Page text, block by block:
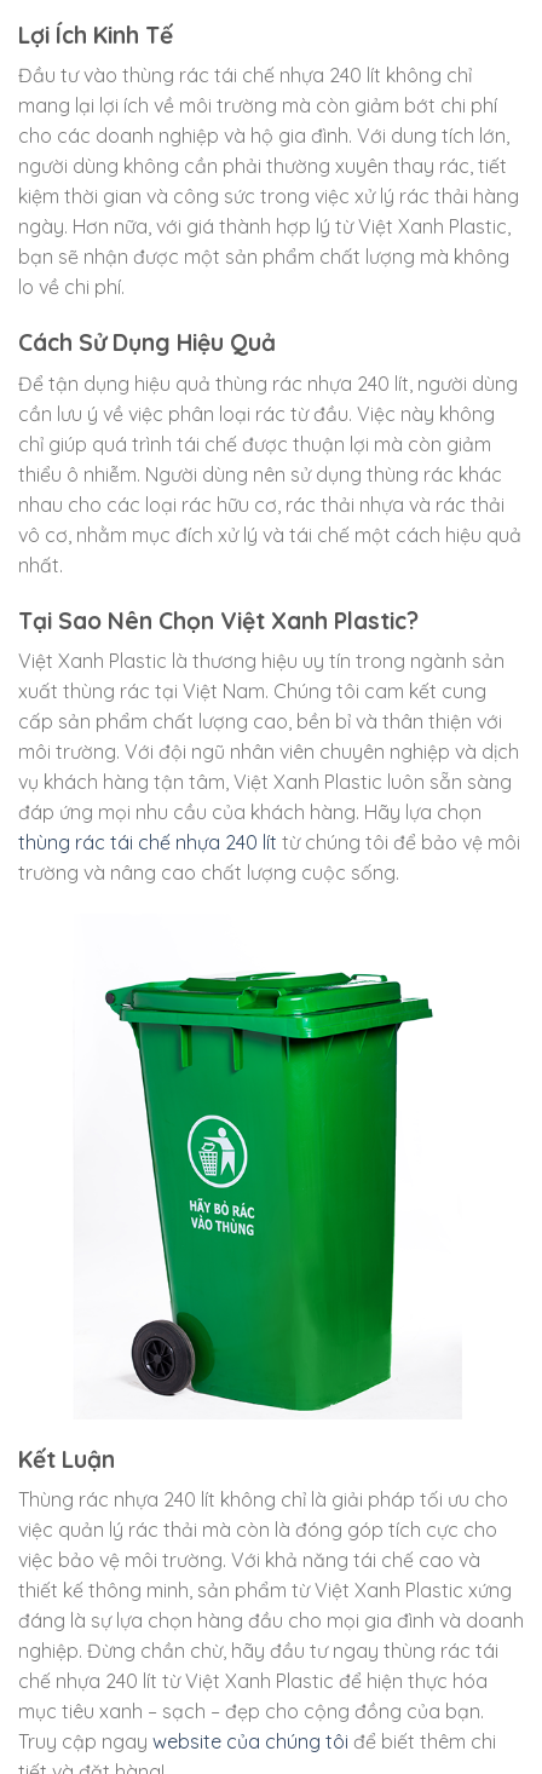
Lợi Ích Kinh Tế
Đầu tư vào thùng rác tái chế nhựa 240 lít không chỉ
mang lại lợi ích về môi trường mà còn giảm bớt chi phí
cho các doanh nghiệp và hộ gia đình. Với dung tích lớn,
người dùng không cần phải thường xuyên thay rác, tiết
kiệm thời gian và công sức trong việc xử lý rác thải hàng
ngày. Hơn nữa, với giá thành hợp lý từ Việt Xanh Plastic,
bạn sẽ nhận được một sản phẩm chất lượng mà không
lo về chi phí.
Cách Sử Dụng Hiệu Quả
Để tận dụng hiệu quả thùng rác nhựa 240 lít, người dùng
cần lưu ý về việc phân loại rác từ đầu. Việc này không
chỉ giúp quá trình tái chế được thuận lợi mà còn giảm
thiểu ô nhiễm. Người dùng nên sử dụng thùng rác khác
nhau cho các loại rác hữu cơ, rác thải nhựa và rác thải
vô cơ, nhằm mục đích xử lý và tái chế một cách hiệu quả
nhất.
Tại Sao Nên Chọn Việt Xanh Plastic?
Việt Xanh Plastic là thương hiệu uy tín trong ngành sản
xuất thùng rác tại Việt Nam. Chúng tôi cam kết cung
cấp sản phẩm chất lượng cao, bền bỉ và thân thiện với
môi trường. Với đội ngũ nhân viên chuyên nghiệp và dịch
vụ khách hàng tận tâm, Việt Xanh Plastic luôn sẵn sàng
đáp ứng mọi nhu cầu của khách hàng. Hãy lựa chọn
thùng rác tái chế nhựa 240 lít từ chúng tôi để bảo vệ môi
trường và nâng cao chất lượng cuộc sống.
Kết Luận
Thùng rác nhựa 240 lít không chỉ là giải pháp tối ưu cho
việc quản lý rác thải mà còn là đóng góp tích cực cho
việc bảo vệ môi trường. Với khả năng tái chế cao và
thiết kế thông minh, sản phẩm từ Việt Xanh Plastic xứng
đáng là sự lựa chọn hàng đầu cho mọi gia đình và doanh
nghiệp. Đừng chần chừ, hãy đầu tư ngay thùng rác tái
chế nhựa 240 lít từ Việt Xanh Plastic để hiện thực hóa
mục tiêu xanh – sạch – đẹp cho cộng đồng của bạn.
Truy cập ngay website của chúng tôi để biết thêm chi